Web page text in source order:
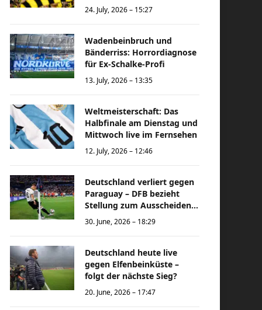
24. July, 2026 – 15:27
Wadenbeinbruch und
Bänderriss: Horrordiagnose
für Ex-Schalke-Profi
13. July, 2026 – 13:35
Weltmeisterschaft: Das
Halbfinale am Dienstag und
Mittwoch live im Fernsehen
12. July, 2026 – 12:46
Deutschland verliert gegen
Paraguay – DFB bezieht
Stellung zum Ausscheiden
bei der Weltmeisterschaft
30. June, 2026 – 18:29
Deutschland heute live
gegen Elfenbeinküste –
folgt der nächste Sieg?
20. June, 2026 – 17:47